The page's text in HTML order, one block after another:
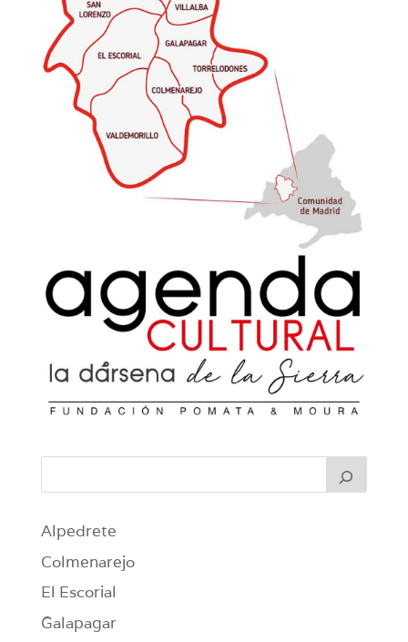
Alpedrete
Colmenarejo
El Escorial
Galapagar